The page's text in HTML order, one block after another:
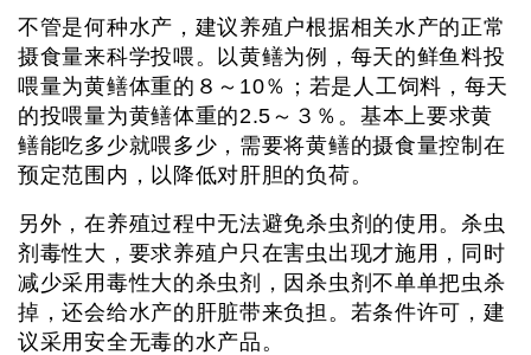
不管是何种水产，建议养殖户根据相关水产的正常
摄食量来科学投喂。以黄鳝为例，每天的鲜鱼料投
喂量为黄鳝体重的８～10％；若是人工饲料，每天
的投喂量为黄鳝体重的2.5～３％。基本上要求黄
鳝能吃多少就喂多少，需要将黄鳝的摄食量控制在
预定范围内，以降低对肝胆的负荷。
另外，在养殖过程中无法避免杀虫剂的使用。杀虫
剂毒性大，要求养殖户只在害虫出现才施用，同时
减少采用毒性大的杀虫剂，因杀虫剂不单单把虫杀
掉，还会给水产的肝脏带来负担。若条件许可，建
议采用安全无毒的水产品。